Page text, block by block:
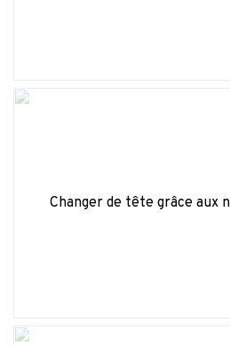
Changer de tête grâce aux